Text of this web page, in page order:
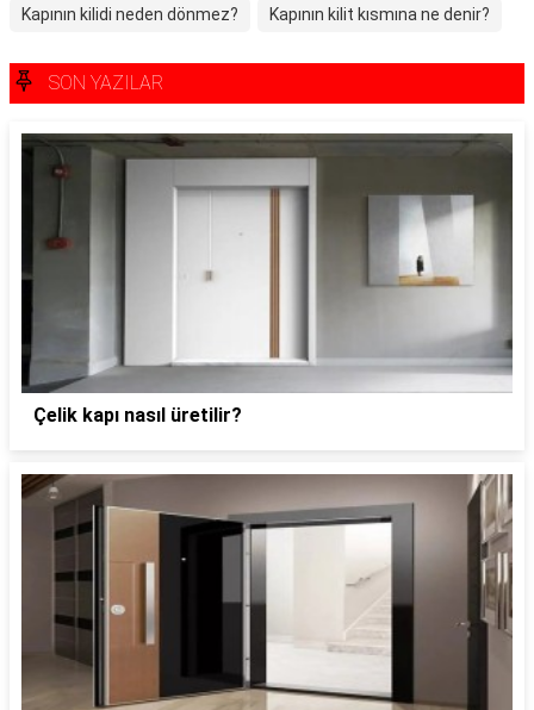
Kapının kilidi neden dönmez? Kapının kilit kısmına ne denir?
SON YAZILAR
Çelik kapı nasıl üretilir?